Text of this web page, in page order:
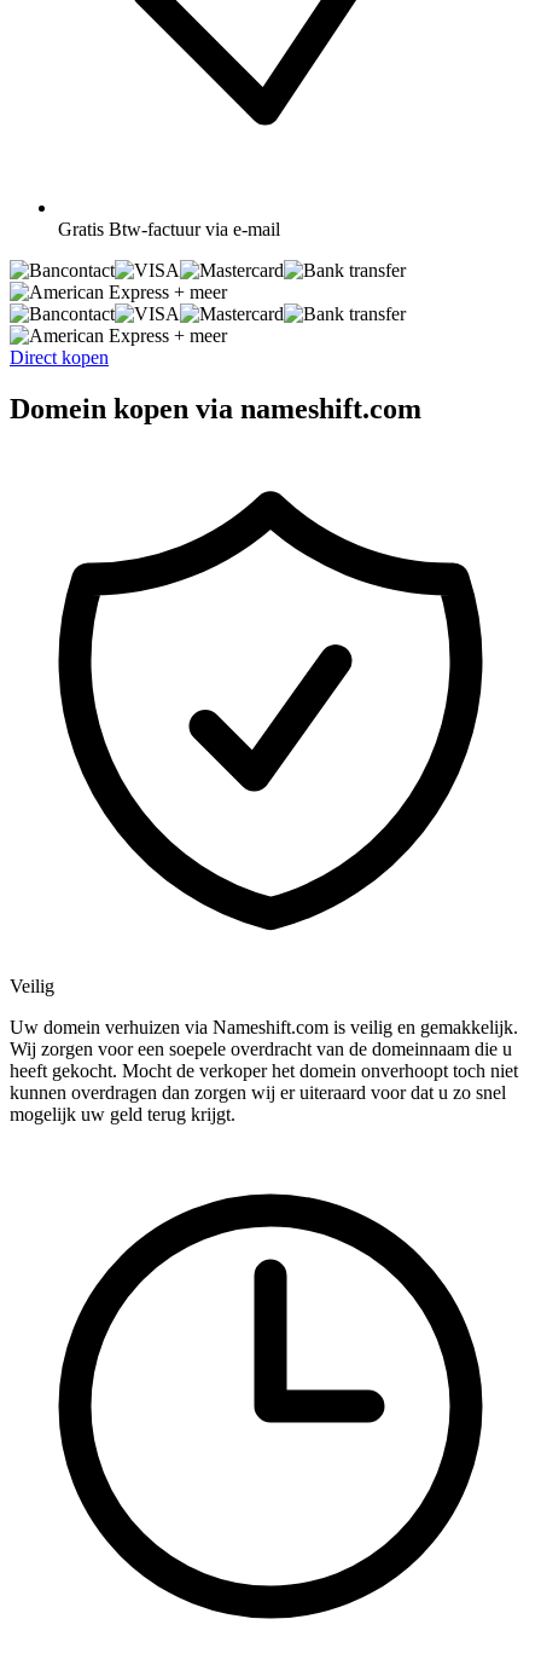
Gratis Btw-factuur via e-mail
+ meer
+ meer
Direct kopen
Domein kopen via nameshift.com
Veilig
Uw domein verhuizen via Nameshift.com is veilig en gemakkelijk.
Wij zorgen voor een soepele overdracht van de domeinnaam die u
heeft gekocht. Mocht de verkoper het domein onverhoopt toch niet
kunnen overdragen dan zorgen wij er uiteraard voor dat u zo snel
mogelijk uw geld terug krijgt.